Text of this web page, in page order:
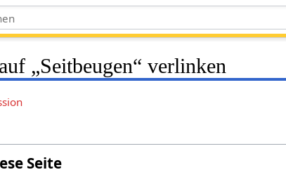
„Seitbeugen“ verlinken
Seite